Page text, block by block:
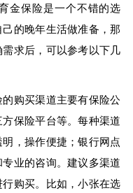
金保险是一个不错的选
的晚年生活做准备，那
求后，可以参考以下几
购买渠道主要有保险公
保险平台等。每种渠道
，操作便捷；银行网点
业的咨询。建议多渠道
购买。比如，小张在选